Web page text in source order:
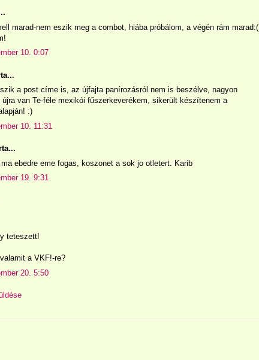
marad-nem eszik meg a combot, hiába próbálom, a végén rám marad:(
10. 0:07
a post címe is, az újfajta panírozásról nem is beszélve, nagyon
van Te-féle mexikói fűszerkeverékem, sikerült készítenem a
:)
10. 11:31
ebedre eme fogas, koszonet a sok jo otletert. Karib
19. 9:31
teteszett!
a VKF!-re?
20. 5:50